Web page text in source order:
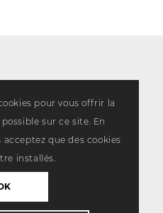
pour vous offrir la
sur ce site. En
que des cookies
installés.